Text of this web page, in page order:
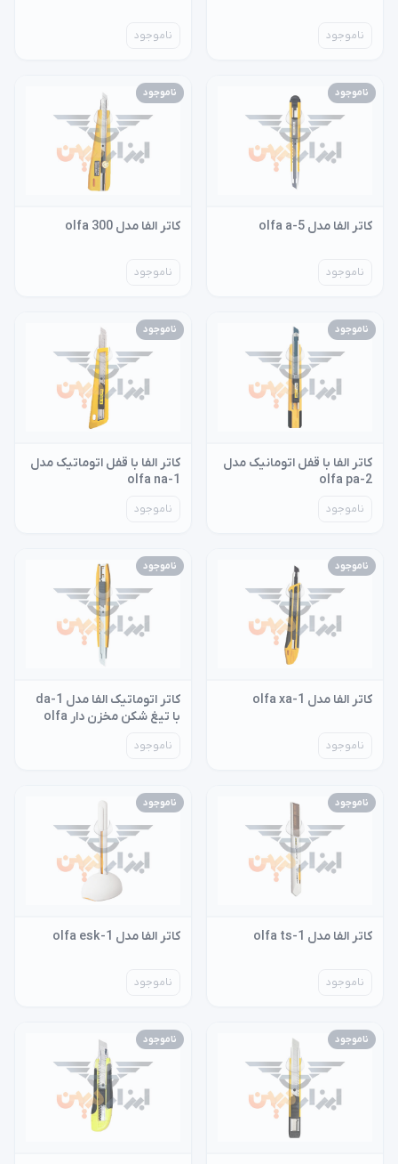
ناموجود ناموجود
ناموجود
کاتر الفا مدل olfa a-5
ناموجود
ناموجود
کاتر الفا مدل 300 olfa
ناموجود
ناموجود
کاتر الفا با قفل اتومانیک مدل
olfa pa-2
ناموجود
ناموجود
کاتر الفا با قفل اتوماتیک مدل
olfa na-1
ناموجود
ناموجود
کاتر الفا مدل olfa xa-1
ناموجود
ناموجود
کاتر اتوماتیک الفا مدل da-1
با تیغ شکن مخزن دار olfa
ناموجود
ناموجود
کاتر الفا مدل olfa ts-1
ناموجود
ناموجود
کاتر الفا مدل olfa esk-1
ناموجود
ناموجود ناموجود